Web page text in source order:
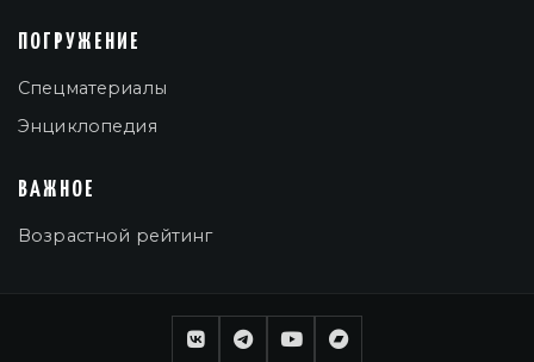
ПОГРУЖЕНИЕ
Спецматериалы
Энциклопедия
ВАЖНОЕ
Возрастной рейтинг
ВКонтакте
Telegram
YouTubeBandcamp